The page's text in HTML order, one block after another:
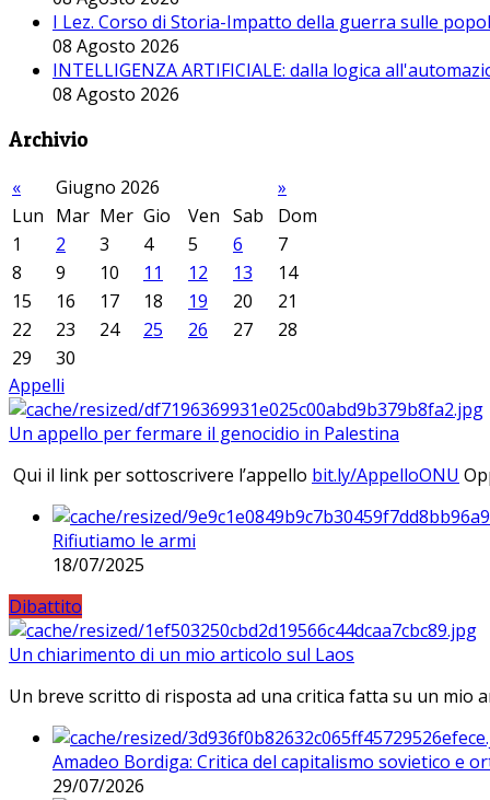
I Lez. Corso di Storia-Impatto della guerra sulle
08 Agosto 2026
INTELLIGENZA ARTIFICIALE: dalla logica
08 Agosto 2026
Archivio
« Giugno 2026
»
Lun Mar Mer Gio Ven Sab
Dom
1
2 3 4 5 6
7
8
9 10 11 12 13
14
15
16 17 18 19 20
21
22
23 24 25 26 27
28
29
30
Appelli
Un appello per fermare il genocidio in Palestina
Qui il link per sottoscrivere l’appello bit.ly/AppelloONU
Rifiutiamo le armi
18/07/2025
Dibattito
Un chiarimento di un mio articolo sul Laos
Un breve scritto di risposta ad una critica fatta su un mio
Amadeo Bordiga: Critica del capitalismo sovietico e
29/07/2026